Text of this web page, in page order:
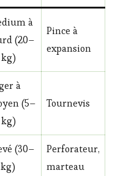
à
(20–
Pince à
expansion
à
(5–
Tournevis
(30–
Perforateur,
marteau